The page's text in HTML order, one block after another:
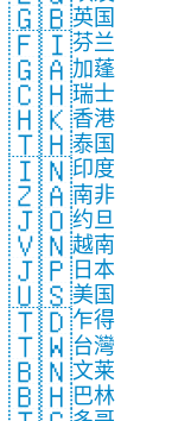
🇬🇧英国
🇫🇮芬兰
🇬🇦加蓬
🇨🇭瑞士
🇭🇰香港
🇹🇭泰国
🇮🇳印度
🇿🇦南非
🇯🇴约旦
🇻🇳越南
🇯🇵日本
🇺🇸美国
🇹🇩乍得
🇹🇼台灣
🇧🇳文莱
🇧🇭巴林